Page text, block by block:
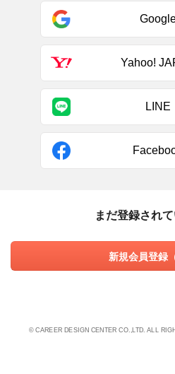
Yahoo!
LINE
まだ登録され
新規会員登録
© CAREER DESIGN CENTER CO.,LTD. ALL